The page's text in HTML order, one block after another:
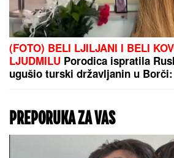
EVO KAKO SE
KAMIONA KOJI JE
PUTARE
Šapcu: Udario u
završio kod